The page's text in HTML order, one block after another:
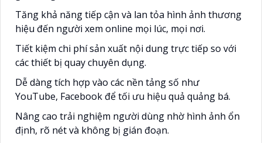
Tăng khả năng tiếp cận và lan tỏa hình ảnh thương
hiệu đến người xem online mọi lúc, mọi nơi.
Tiết kiệm chi phí sản xuất nội dung trực tiếp so với
các thiết bị quay chuyên dụng.
Dễ dàng tích hợp vào các nền tảng số như
YouTube, Facebook để tối ưu hiệu quả quảng bá.
Nâng cao trải nghiệm người dùng nhờ hình ảnh ổn
định, rõ nét và không bị gián đoạn.